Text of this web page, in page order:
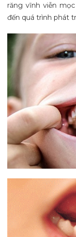
răng vĩnh viễn
đến quá trình phát